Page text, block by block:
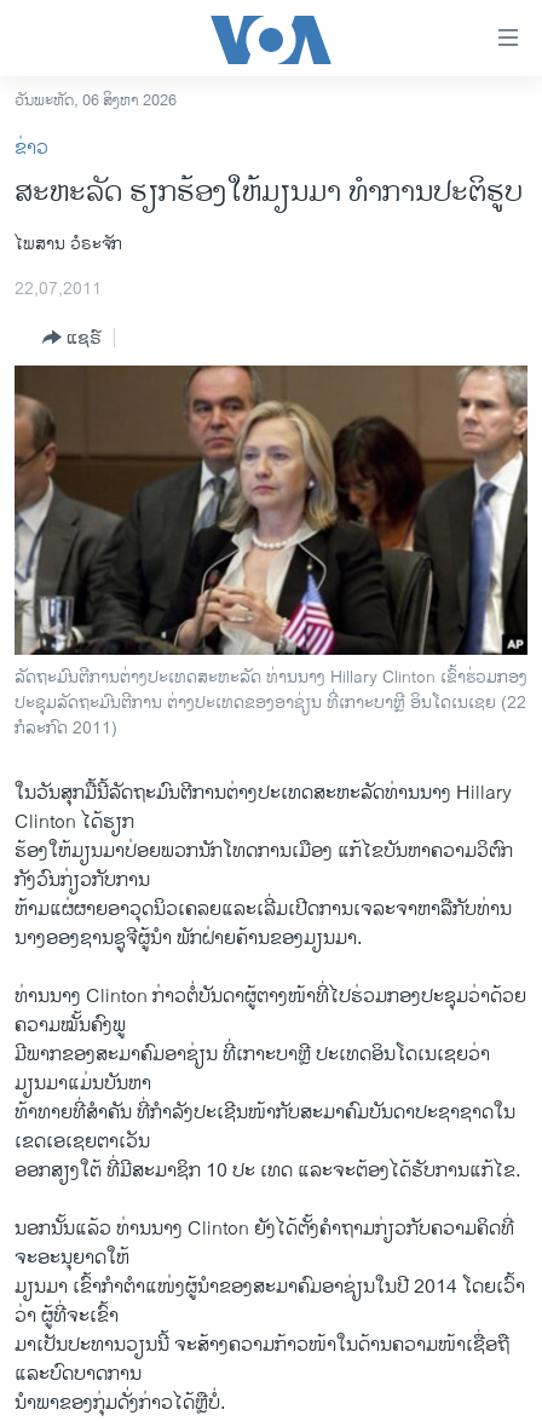
ເຂົ້າ
ຫາ
ຂ້າມ
ຂ້າມ
ໄປ
ຫາ
ການເລືອກຕັ້ງ ປະທານາທີບໍດີ ສະຫະລັດ 2024
ຂ່າວ​ຈີນ
ໂລກ
ເອເຊຍ
ອິດສະຫຼະພາບດ້ານການຂ່າວ
ຊີວິດຊາວລາວ
ຊຸມຊົນຊາວລາວ
ວິທະຍາສາດ-ເທັກໂນໂລຈີ
ທຸລະກິດ
ພາສາອັງກິດ
ວີດີໂອ
ສຽງ
ລາຍການກະຈາຍສຽງ
ລາຍງານ
ຕິດຕາມພວກເຮົາ ທີ່
ພາສາຕ່າງໆ
ວັນພະຫັດ, 06 ສິງຫາ 2026
ຂ່າວ
ສະຫະລັດ ຮຽກຮ້ອງໃຫ້ມຽນມາ ທຳການປະຕິຮູບ
ໄພສານ ວໍຣະຈັກ
22,07,2011
ແຊຣ໌
ລັດຖະມົນຕີການຕ່າງປະເທດສະຫະລັດ ທ່ານນາງ Hillary Clinton ເຂົ້າຮ່ວມກອງ
ປະຊຸມລັດຖະມົນຕີການ ຕ່າງປະເທດຂອງອາຊ່ຽນ ທີ່ເກາະບາຫຼີ ອິນໂດເນເຊຍ (22
ກໍລະກົດ 2011)
ໃນວັນສຸກມື້ນີ້ລັດຖະມົນຕີການຕ່າງປະເທດສະຫະລັດທ່ານນາງ Hillary
Clinton ໄດ້ຮຽກ
ຮ້ອງໃຫ້ມຽນມາປ່ອຍພວກນັກໂທດການເມືອງ ແກ້ໄຂບັນຫາຄວາມວິຕົກ
ກັງວົນກ່ຽວກັບການ
ຫ້າມແຜ່ຜາຍອາວຸດນິວເຄລຍແລະເລີ່ມເປີດການເຈລະຈາຫາລືກັບທ່ານ
ນາງອອງຊານຊູຈີຜູ້ນຳ ພັກຝ່າຍຄ້ານຂອງມຽນມາ.
ທ່ານນາງ Clinton ກ່າວຕໍ່ບັນດາຜູ້ຕາງໜ້າທີ່ໄປຮ່ວມກອງປະຊຸມວ່າດ້ວຍ
ຄວາມໝັ້ນຄົງພູ
ມີພາກຂອງສະມາຄົມອາຊ່ຽນ ທີ່ເກາະບາຫຼີ ປະເທດອິນໂດເນເຊຍວ່າ
ມຽນມາແມ່ນບັນຫາ
ທ້າທາຍທີ່ສຳຄັນ ທີ່ກຳລັງປະເຊີນໜ້າກັບສະມາຄົມບັນດາປະຊາຊາດໃນ
ເຂດເອເຊຍຕາເວັນ
ອອກສຽງໃຕ້ ທີ່ມີສະມາຊິກ 10 ປະ ເທດ ແລະຈະຕ້ອງໄດ້ຮັບການແກ້ໄຂ.
ນອກນັ້ນແລ້ວ ທ່ານນາງ Clinton ຍັງໄດ້ຕັ້ງຄຳຖາມກ່ຽວກັບຄວາມຄິດທີ່
ຈະອະນຸຍາດໃຫ້
ມຽນມາ ເຂົ້າກຳຕຳແໜ່ງຜູ້ນຳຂອງສະມາຄົມອາຊ່ຽນໃນປີ 2014 ໂດຍເວົ້າ
ວ່າ ຜູ້ທີ່ຈະເຂົ້າ
ມາເປັນປະທານວຽນນີ້ ຈະສ້າງຄວາມກ້າວໜ້າໃນດ້ານຄວາມໜ້າເຊື່ອຖື
ແລະບົດບາດການ
ນຳພາຂອງກຸ່ມດັ່ງກ່າວໄດ້ຫຼືບໍ່.